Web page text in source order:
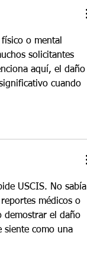
o mental
solicitantes
aquí, el daño
cuando
USCIS. No sabía
médicos o
demostrar el daño
siente como una